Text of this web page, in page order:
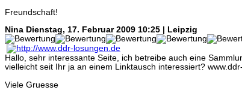
Freundschaft!
Nina Dienstag, 17. Februar 2009 10:25 | Leipzig
Hallo, sehr interessante Seite, ich betreibe auch eine
vielleicht seit Ihr ja an einem Linktausch interessiert?
Viele Gruesse